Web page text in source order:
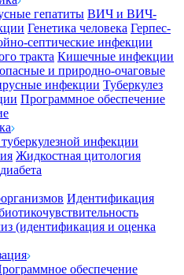
гепатиты ВИЧ и ВИЧ-
Генетика человека Герпес-
септические инфекции
тракта Кишечные инфекции
и природно-очаговые
инфекции Туберкулез
Программное обеспечение
инфекции
Жидкостная цитология
Идентификация
(идентификация и оценка
обеспечение